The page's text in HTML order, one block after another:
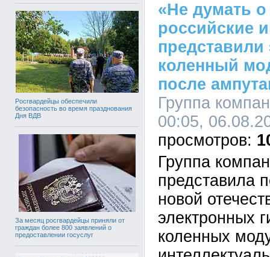
Росгвардейцы обеспечили
безопасность во время празднования
Дня ВДВ
За месяц росгвардейцы приняли от
граждан более 800 заявлений о
предоставлении госуслуг
«Не думать
российские
коленный
после
Группа
00:05,
Группа
представила
новой
электронных
коленных